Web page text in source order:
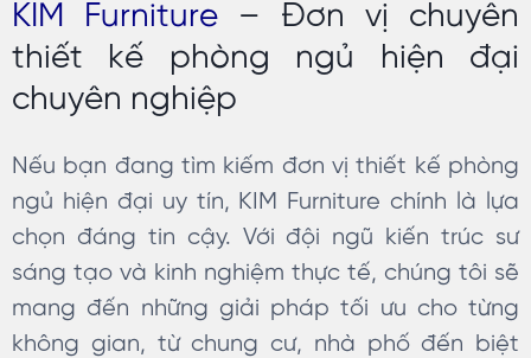
KIM Furniture – Đơn vị chuyên
thiết kế phòng ngủ hiện đại
chuyên nghiệp
Nếu bạn đang tìm kiếm đơn vị thiết kế phòng
ngủ hiện đại uy tín, KIM Furniture chính là lựa
chọn đáng tin cậy. Với đội ngũ kiến trúc sư
sáng tạo và kinh nghiệm thực tế, chúng tôi sẽ
mang đến những giải pháp tối ưu cho từng
không gian, từ chung cư, nhà phố đến biệt